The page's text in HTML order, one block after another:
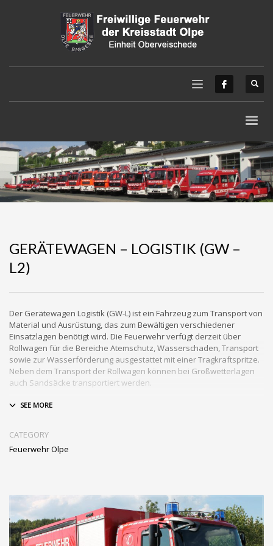
GERÄTEWAGEN – LOGISTIK (GW –
L2)
Der Gerätewagen Logistik (GW-L) ist ein Fahrzeug zum Transport von
Material und Ausrüstung, das zum Bewältigen verschiedener
Einsatzlagen benötigt wird. Die Feuerwehr verfügt derzeit über
Rollwagen für die Bereiche Atemschutz, Wasserschaden, Transport
sowie zur Wasserförderung ausgestattet mit einer Tragkraftspritze.
Neben dem Transport der Rollwagen können bei Großwetterlagen
auch Sandsäcke transportiert werden.
Funkrufname: Florian Olpe 1 – GW-L2
Standort: Olpe
Fahrgestell: MB 1329
Aufbauhersteller: Fa. Adik
Tragkraftspritze auf Rollwagen, Erstausrüstung für ABC
Einsätze
CATEGORY
Feuerwehr Olpe